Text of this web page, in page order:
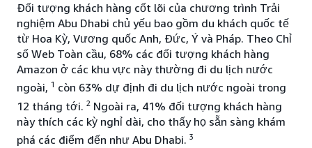
Đối tượng khách hàng cốt lõi của chương trình Trải
nghiệm Abu Dhabi chủ yếu bao gồm du khách quốc tế
từ Hoa Kỳ, Vương quốc Anh, Đức, Ý và Pháp. Theo Chỉ
số Web Toàn cầu, 68% các đối tượng khách hàng
Amazon ở các khu vực này thường đi du lịch nước
ngoài, 1 còn 63% dự định đi du lịch nước ngoài trong
12 tháng tới. 2 Ngoài ra, 41% đối tượng khách hàng
này thích các kỳ nghỉ dài, cho thấy họ sẵn sàng khám
phá các điểm đến như Abu Dhabi. 3